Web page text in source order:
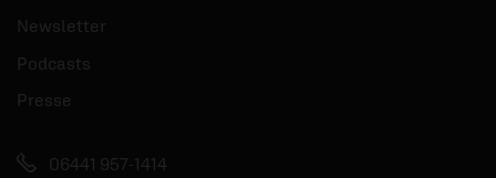
Newsletter
Podcasts
Presse
06441 957-1414